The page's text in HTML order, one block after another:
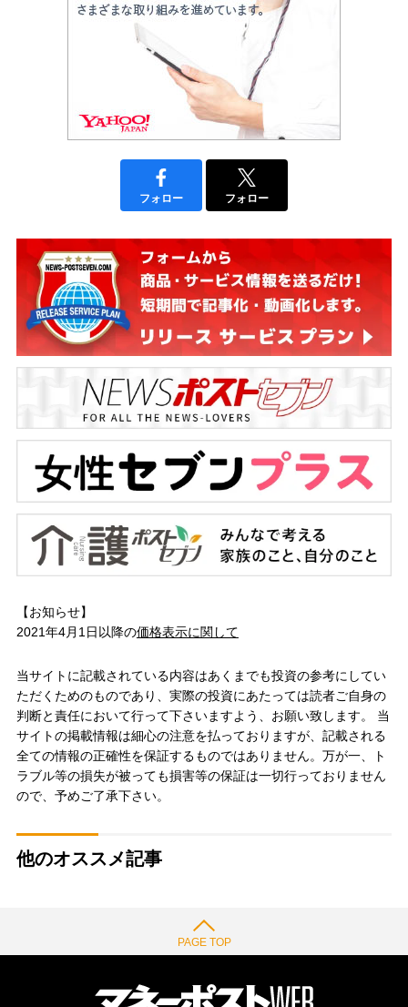
フォロー フォロー
【お知らせ】
2021年4月1日以降の価格表示に関して
当サイトに記載されている内容はあくまでも投資の参考にしてい
ただくためのものであり、実際の投資にあたっては読者ご自身の
判断と責任において行って下さいますよう、お願い致します。 当
サイトの掲載情報は細心の注意を払っておりますが、記載される
全ての情報の正確性を保証するものではありません。万が一、ト
ラブル等の損失が被っても損害等の保証は一切行っておりません
ので、予めご了承下さい。
他のオススメ記事
PAGE TOP